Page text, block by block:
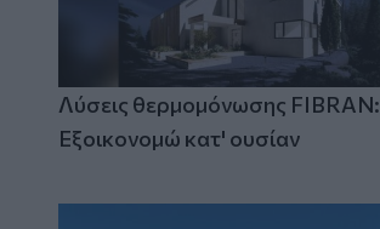
Λύσεις θερμομόνωσης FIBRAN:
Εξοικονομώ κατ' ουσίαν